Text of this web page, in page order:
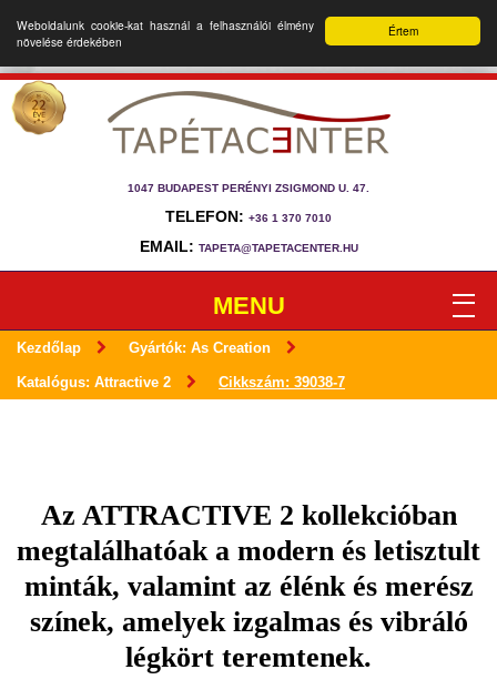
Értem
Weboldalunk cookie-kat használ a felhasználói élmény
növelése érdekében
1047 BUDAPEST PERÉNYI ZSIGMOND U. 47.
TELEFON: +36 1 370 7010
EMAIL: TAPETA@TAPETACENTER.HU
MENU
Kezdőlap Gyártók: As Creation
Katalógus: Attractive 2 Cikkszám: 39038-7
Az ATTRACTIVE 2 kollekcióban
megtalálhatóak a modern és letisztult
minták, valamint az élénk és merész
színek, amelyek izgalmas és vibráló
légkört teremtenek.